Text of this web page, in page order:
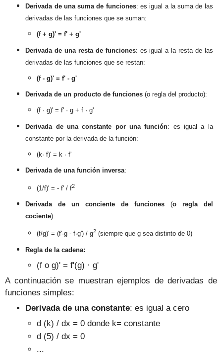
Derivada de una suma de funciones: es igual a la suma de las
derivadas de las funciones que se suman:
(f + g)' = f' + g'
Derivada de una resta de funciones: es igual a la resta de las
derivadas de las funciones que se restan:
(f - g)' = f' - g'
Derivada de un producto de funciones (o regla del producto):
(f · g)' = f' · g + f · g'
Derivada de una constante por una función: es igual a la
constante por la derivada de la función:
(k· f)' = k · f'
Derivada de una función inversa:
(1/f)' = - f' / f2
Derivada de un conciente de funciones (o regla del
cociente):
(f/g)' = (f'·g - f·g') / g2 (siempre que g sea distinto de 0)
Regla de la cadena:
(f o g)' = f'(g) · g'
A continuación se muestran ejemplos de derivadas de
funciones simples:
Derivada de una constante: es igual a cero
d (k) / dx = 0 donde k= constante
d (5) / dx = 0
...